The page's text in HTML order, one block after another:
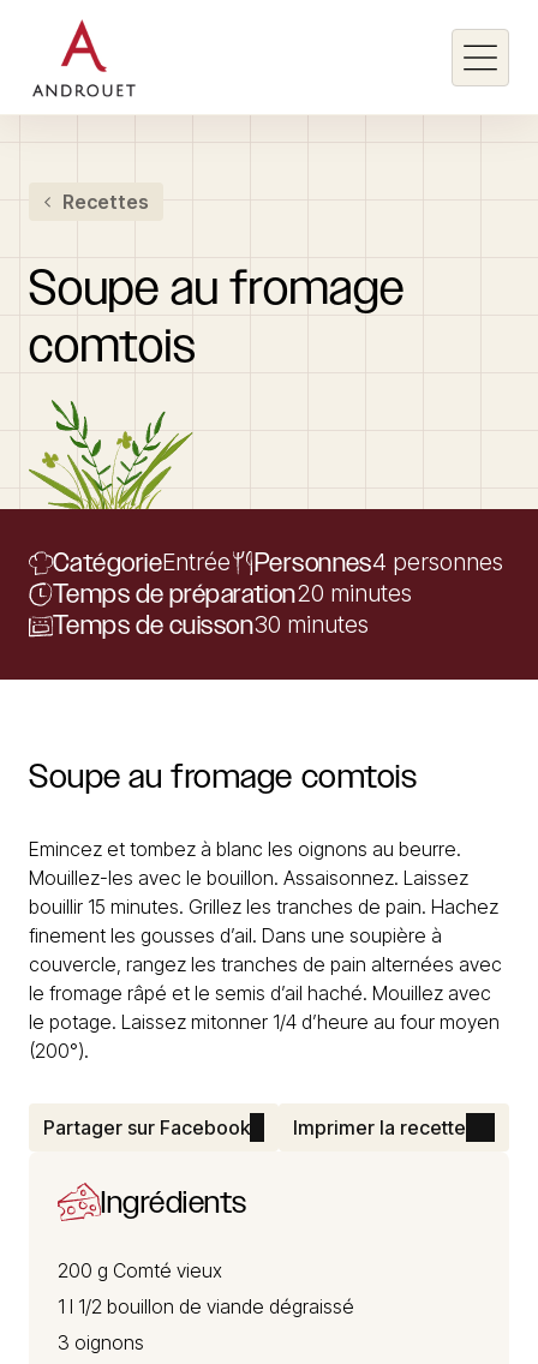
Rechercher un mot clé
Recettes
Soupe au fromage
comtois
CatégorieEntrée Personnes4 personnes
Temps de préparation20 minutes
Temps de cuisson30 minutes
Soupe au fromage comtois
Emincez et tombez à blanc les oignons au beurre.
Mouillez-les avec le bouillon. Assaisonnez. Laissez
bouillir 15 minutes. Grillez les tranches de pain. Hachez
finement les gousses d’ail. Dans une soupière à
couvercle, rangez les tranches de pain alternées avec
le fromage râpé et le semis d’ail haché. Mouillez avec
le potage. Laissez mitonner 1/4 d’heure au four moyen
(200°).
Partager sur Facebook Imprimer la recette
Ingrédients
200 g Comté vieux
1 l 1/2 bouillon de viande dégraissé
3 oignons